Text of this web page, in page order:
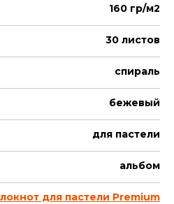
160 гр/м2
30 листов
спираль
бежевый
для пастели
альбом
для пастели Premium